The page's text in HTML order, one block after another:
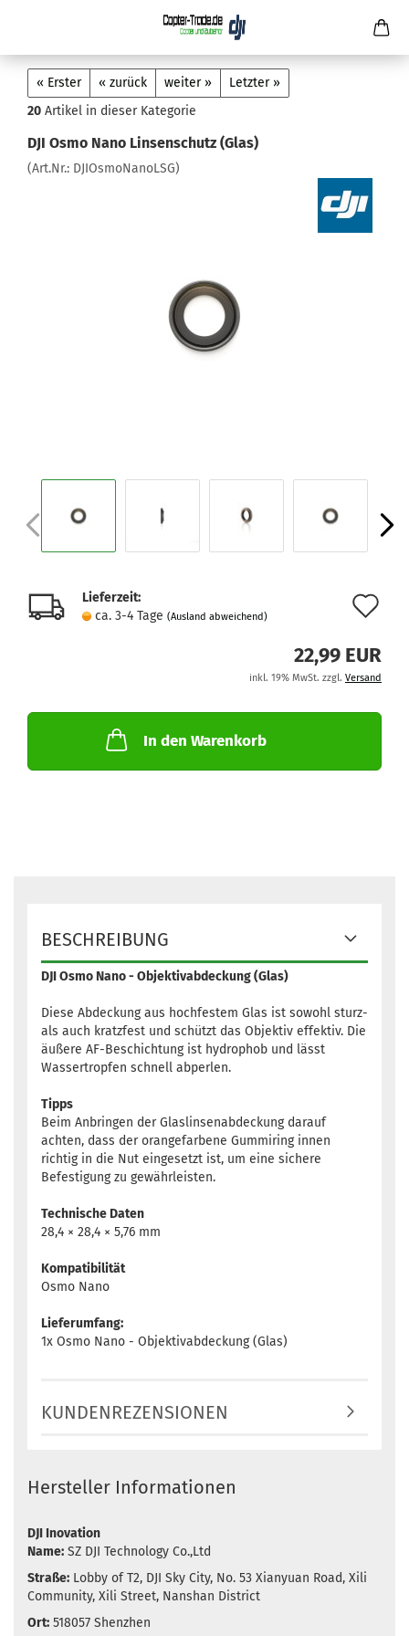
« Erster « zurück weiter »
Letzter »
20 Artikel in dieser Kategorie
DJI Osmo Nano Linsenschutz (Glas)
(Art.Nr.: DJIOsmoNanoLSG)
Lieferzeit:
ca. 3-4 Tage (Ausland abweichend)
22,99 EUR
inkl. 19% MwSt. zzgl. Versand
In den Warenkorb
BESCHREIBUNG
DJI Osmo Nano - Objektivabdeckung (Glas)
Diese Abdeckung aus hochfestem Glas ist sowohl sturz-
als auch kratzfest und schützt das Objektiv effektiv. Die
äußere AF-Beschichtung ist hydrophob und lässt
Wassertropfen schnell abperlen.
Tipps
Beim Anbringen der Glaslinsenabdeckung darauf
achten, dass der orangefarbene Gummiring innen
richtig in die Nut eingesetzt ist, um eine sichere
Befestigung zu gewährleisten.
Technische Daten
28,4 × 28,4 × 5,76 mm
Kompatibilität
Osmo Nano
Lieferumfang:
1x Osmo Nano - Objektivabdeckung (Glas)
KUNDENREZENSIONEN
Hersteller Informationen
DJI Inovation
Name: SZ DJI Technology Co.,Ltd
Straße: Lobby of T2, DJI Sky City, No. 53 Xianyuan Road, Xili
Community, Xili Street, Nanshan District
Ort: 518057 Shenzhen